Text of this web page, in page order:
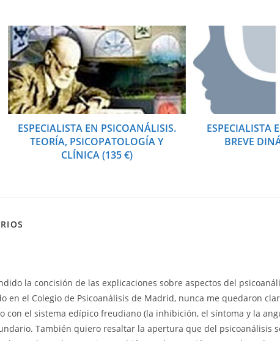
ESPECIALISTA EN PSICOANÁLISIS.
TEORÍA, PSICOPATOLOGÍA Y
CLÍNICA (135 €)
ESPECIALISTA
BREVE
la concisión de las explicaciones sobre aspectos del
en el Colegio de Psicoanálisis de Madrid, nunca me quedaron
con el sistema edípico freudiano (la inhibición, el síntoma y la
También quiero resaltar la apertura que del